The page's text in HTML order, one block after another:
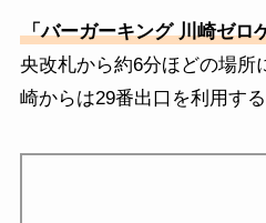
「バーガーキング 川崎ゼロ
央改札から約6分ほどの場所
崎からは29番出口を利用する